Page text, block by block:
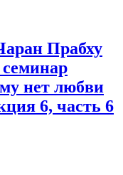
Прабху
нет любви
6, часть 6